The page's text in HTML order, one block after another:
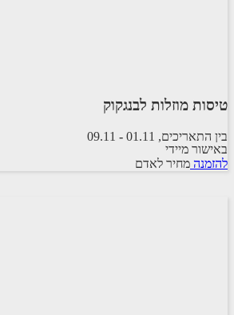
טיסות מוזלות לבנגקוק
בין התאריכים, -
09.11
טיסת שכר
ARKIA AIRLINES
באישור מיידי
להזמנה מחיר לאדם